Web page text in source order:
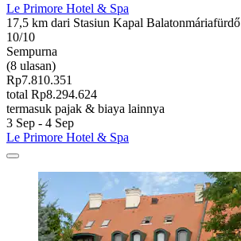
Le Primore Hotel & Spa
17,5 km dari Stasiun Kapal Balatonmáriafürdő
10/10
Sempurna
(8 ulasan)
Rp7.810.351
total Rp8.294.624
termasuk pajak & biaya lainnya
3 Sep - 4 Sep
Le Primore Hotel & Spa